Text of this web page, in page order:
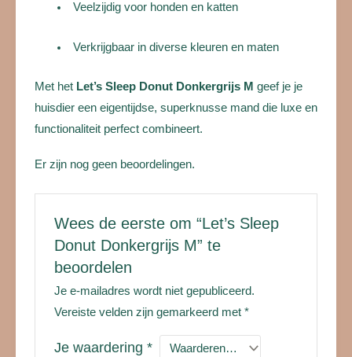
Veelzijdig voor honden en katten
Verkrijgbaar in diverse kleuren en maten
Met het Let’s Sleep Donut Donkergrijs M geef je je
huisdier een eigentijdse, superknusse mand die luxe en
functionaliteit perfect combineert.
Er zijn nog geen beoordelingen.
Wees de eerste om “Let’s Sleep
Donut Donkergrijs M” te
beoordelen
Je e-mailadres wordt niet gepubliceerd.
Vereiste velden zijn gemarkeerd met*
Je waardering*